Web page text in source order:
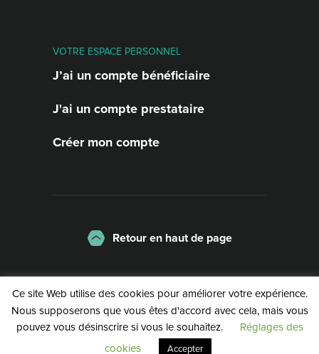
VOTRE ESPACE PERSONNEL
J’ai un compte bénéficiaire
J'ai un compte prestataire
Créer mon compte
Retour en haut de page
La charte
Mentions légales
Politique de confidentialité
©2026 | Service Public de Wallonie
Ce site Web utilise des cookies pour améliorer votre expérience.
Nous supposerons que vous êtes d'accord avec cela, mais vous
pouvez vous désinscrire si vous le souhaitez.
Réglages des
cookies
Accepter